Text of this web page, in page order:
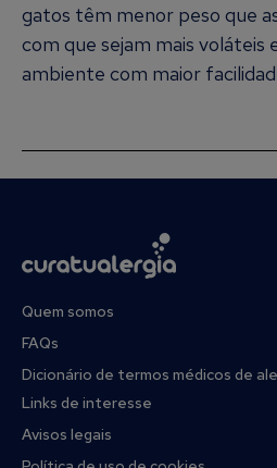
gatos têm menor peso que
com que sejam mais voláteis
ambiente com maior
Quem somos
FAQs
Dicionário de termos médicos de
Links de interesse
Avisos legais